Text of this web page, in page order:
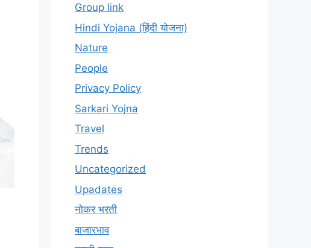
Group link
Hindi Yojana (हिंदी योजना)
Nature
People
Privacy Policy
Sarkari Yojna
Travel
Trends
Uncategorized
Upadates
नोकर भरती
बाजारभाव